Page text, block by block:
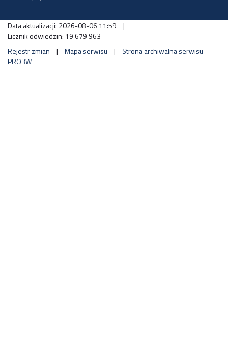
Data aktualizacji: 2026-08-06 11:59
|
Licznik odwiedzin: 19 679 963
Rejestr zmian
| Mapa serwisu |
Strona archiwalna serwisu
PRO3W